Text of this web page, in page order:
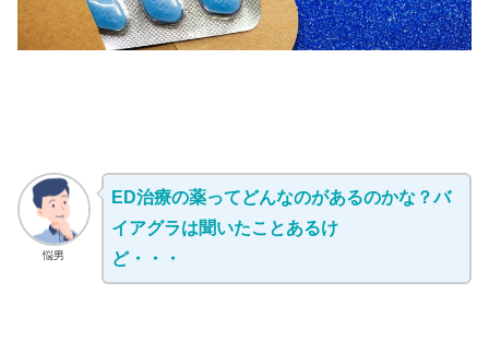
悩男
ED治療の薬ってどんなのがあるのかな？バ
イアグラは聞いたことあるけ
ど・・・